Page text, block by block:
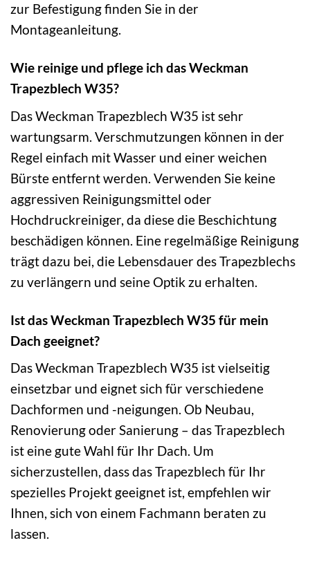
zur Befestigung finden Sie in der
Montageanleitung.
Wie reinige und pflege ich das Weckman
Trapezblech W35?
Das Weckman Trapezblech W35 ist sehr
wartungsarm. Verschmutzungen können in der
Regel einfach mit Wasser und einer weichen
Bürste entfernt werden. Verwenden Sie keine
aggressiven Reinigungsmittel oder
Hochdruckreiniger, da diese die Beschichtung
beschädigen können. Eine regelmäßige Reinigung
trägt dazu bei, die Lebensdauer des Trapezblechs
zu verlängern und seine Optik zu erhalten.
Ist das Weckman Trapezblech W35 für mein
Dach geeignet?
Das Weckman Trapezblech W35 ist vielseitig
einsetzbar und eignet sich für verschiedene
Dachformen und -neigungen. Ob Neubau,
Renovierung oder Sanierung – das Trapezblech
ist eine gute Wahl für Ihr Dach. Um
sicherzustellen, dass das Trapezblech für Ihr
spezielles Projekt geeignet ist, empfehlen wir
Ihnen, sich von einem Fachmann beraten zu
lassen.